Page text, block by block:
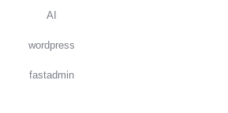
AI
wordpress
fastadmin